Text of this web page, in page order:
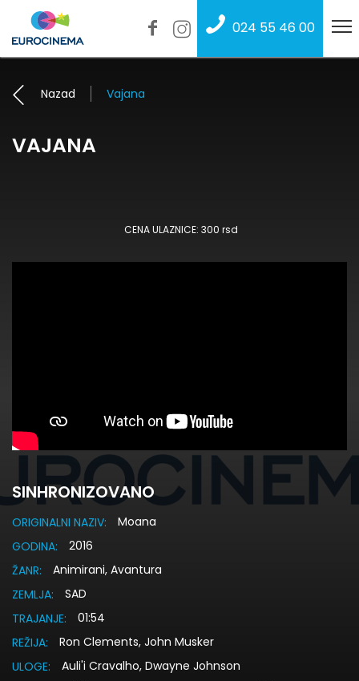
024 55 46 00
Nazad Vajana
VAJANA
CENA ULAZNICE: 300 rsd
SINHRONIZOVANO
ORIGINALNI NAZIV:
Moana
GODINA:
2016
ŽANR:
Animirani, Avantura
ZEMLJA:
SAD
TRAJANJE:
01:54
REŽIJA:
Ron Clements, John Musker
ULOGE:
Auli'i Cravalho, Dwayne Johnson